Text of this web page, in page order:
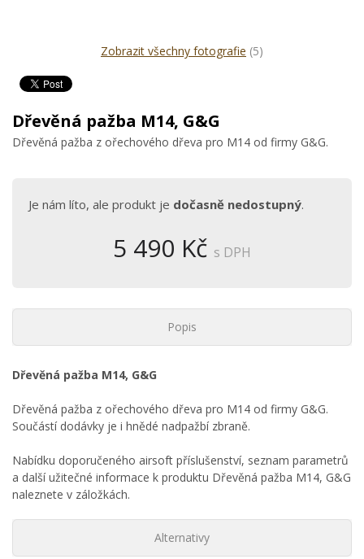
Zobrazit všechny fotografie (5)
Dřevěná pažba M14, G&G
Dřevěná pažba z ořechového dřeva pro M14 od firmy G&G.
Je nám líto, ale produkt je dočasně nedostupný.
5 490 Kč s DPH
Popis
Dřevěná pažba M14, G&G
Dřevěná pažba z ořechového dřeva pro M14 od firmy G&G.
Součástí dodávky je i hnědé nadpažbí zbraně.
Nabídku doporučeného airsoft příslušenství, seznam parametrů
a další užitečné informace k produktu Dřevěná pažba M14, G&G
naleznete v záložkách.
Alternativy